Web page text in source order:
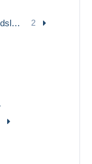
Saarland – 1957-1959 Bondsland 2